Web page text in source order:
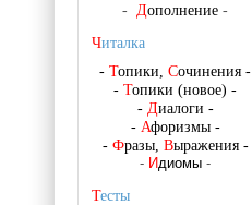
- Дополнение -
Читалка
-Топики,Сочинения -
-Топики (новое) -
- Диалоги -
- Афоризмы-
- Фразы, Выражения-
- Идиомы -
Тесты